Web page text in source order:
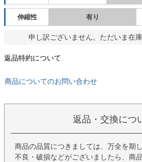
伸縮性 有り
申し訳ございません。ただいま在
返品特約について
商品についてのお問い合わせ
返品・交換につ
商品の品質につきましては、万全を期
不良・破損などがございましたら、商